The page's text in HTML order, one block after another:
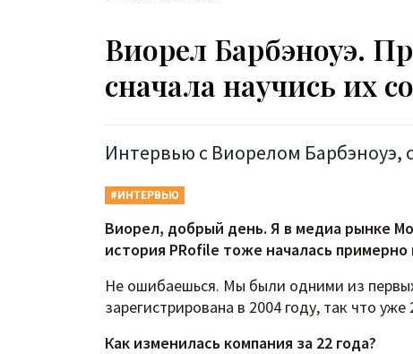
Виорел Барбэноуэ.
сначала научись их
Интервью с Виорелом Барбэноуэ,
#ИНТЕРВЬЮ
Виорел, добрый день. Я в медиа рынке
история PRofile тоже началась примерно
Не ошибаешься. Мы были одними из
зарегистрирована в 2004 году, так что
Как изменилась компания за 22 года?